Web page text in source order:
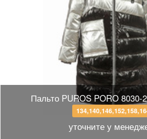
Пальто PUROS PORO 8030-
уточните у